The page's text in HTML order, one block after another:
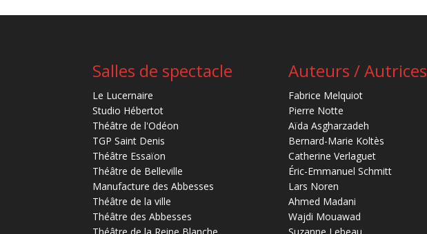
Salles de spectacle
Le Lucernaire
Studio Hébertot
Théâtre de l'Odéon
TGP Saint Denis
Théâtre Essaïon
Théâtre de Belleville
Manufacture des Abbesses
Théâtre de la ville
Théâtre des Abbesses
Théâtre de la Reine Blanche
Auteurs / Autrices
Fabrice Melquiot
Pierre Notte
Aïda Asgharzadeh
Bernard-Marie Koltès
Catherine Verlaguet
Éric-Emmanuel Schmitt
Lars Noren
Ahmed Madani
Wajdi Mouawad
Suzanne Lebeau